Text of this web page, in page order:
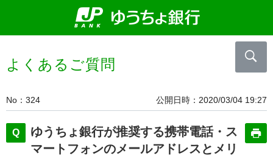
よくあるご質問
No 324 公開日時 2020/03/04 19:27
ゆうちょ銀行が推奨する携帯電話・ス
マートフォンのメールアドレスとメリ